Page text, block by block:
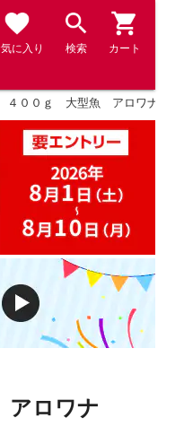
に入り 検索 カート
４００ｇ 大型魚 アロワナ
アロワナ